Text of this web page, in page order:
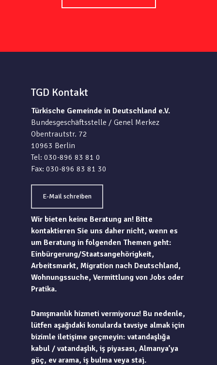
TGD Kontakt
Türkische Gemeinde in Deutschland e.V.
Bundesgeschäftsstelle / Genel Merkez
Obentrautstr. 72
10963 Berlin
Tel: 030-896 83 81 0
Fax: 030-896 83 81 30
E-Mail schreiben
Wir bieten keine Beratung an! Bitte
kontaktieren Sie uns daher nicht, wenn es
um Beratung in folgenden Themen geht:
Einbürgerung/Staatsangehörigkeit,
Arbeitsmarkt, Migration nach Deutschland,
Wohnungssuche, Vermittlung von Jobs oder
Pratika.
Danışmanlık hizmeti vermiyoruz! Bu nedenle,
lütfen aşağıdaki konularda tavsiye almak için
bizimle iletişime geçmeyin: vatandaşlığa
kabul / vatandaşlık, iş piyasası, Almanya’ya
göç, ev arama, iş bulma veya staj.